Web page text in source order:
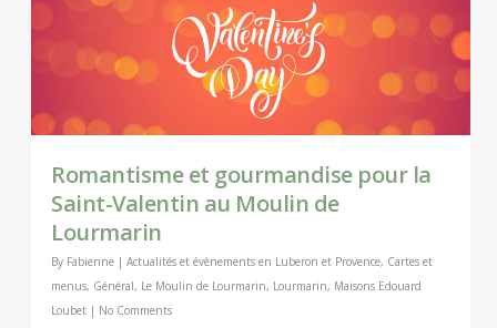
Romantisme et gourmandise pour la
Saint-Valentin au Moulin de
Lourmarin
By Fabienne | Actualités et évènements en Luberon et Provence, Cartes et
menus, Général, Le Moulin de Lourmarin, Lourmarin, Maisons Edouard
Loubet | No Comments